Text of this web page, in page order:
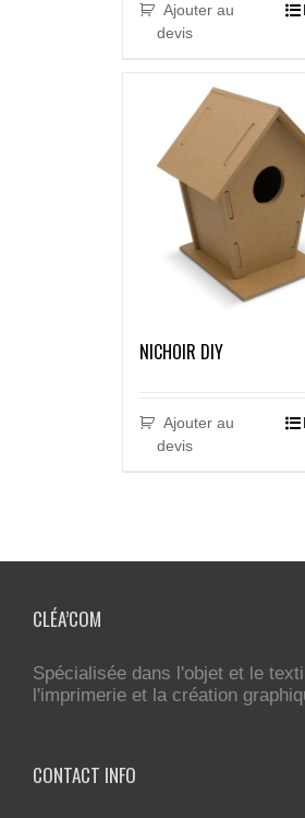
Ajouter au
devis
NICHOIR DIY
Ajouter au
devis
CLÉA’COM
Spécialisée dans l'objet et le
l'imprimerie et la création
CONTACT INFO